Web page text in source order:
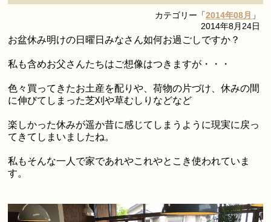
カテゴリー「2014年08月 」
2014年8月24日
お盆休み明けの日曜日みなさん如何お過ごしですか？
私も含めお父さんたちはご想像はつきますが・・・
色々買ってきたお土産を配りや、荷物の片づけ、休みの間
に伸びてしまった芝刈や草むしりなどなど
楽しかった休みが遥か昔に感じてしまうように現実に戻っ
てきてしまいましたね。
私もそんな一人で家であれやこれやとこき使われていま
す。